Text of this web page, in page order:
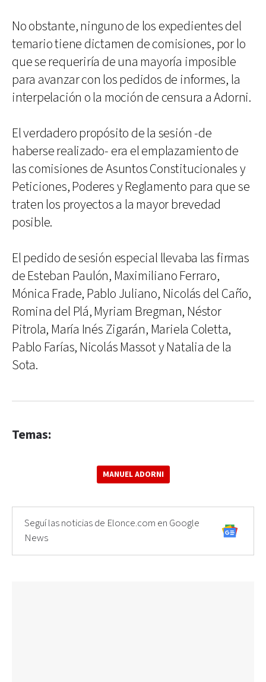
No obstante, ninguno de los expedientes del
temario tiene dictamen de comisiones, por lo
que se requeriría de una mayoría imposible
para avanzar con los pedidos de informes, la
interpelación o la moción de censura a Adorni.
El verdadero propósito de la sesión -de
haberse realizado- era el emplazamiento de
las comisiones de Asuntos Constitucionales y
Peticiones, Poderes y Reglamento para que se
traten los proyectos a la mayor brevedad
posible.
El pedido de sesión especial llevaba las firmas
de Esteban Paulón, Maximiliano Ferraro,
Mónica Frade, Pablo Juliano, Nicolás del Caño,
Romina del Plá, Myriam Bregman, Néstor
Pitrola, María Inés Zigarán, Mariela Coletta,
Pablo Farías, Nicolás Massot y Natalia de la
Sota.
Temas:
MANUEL ADORNI
Seguí las noticias de Elonce.com en Google
News